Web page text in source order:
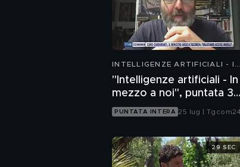
INTELLIGENZE ARTIFICIALI - IN
"Intelligenze artificiali - In
mezzo a noi", puntata 35:
il progetto Glasswing
PUNTATA INTERA 25 lug | Tgcom24
29 SEC